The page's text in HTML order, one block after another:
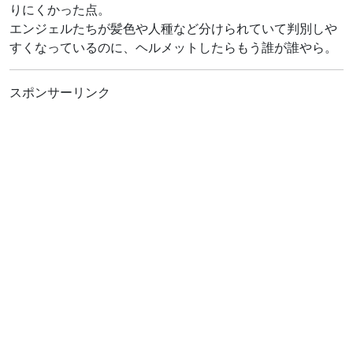
りにくかった点。
エンジェルたちが髪色や人種など分けられていて判別しや
すくなっているのに、ヘルメットしたらもう誰が誰やら。
スポンサーリンク